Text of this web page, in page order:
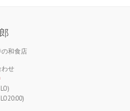
和食店
わせ